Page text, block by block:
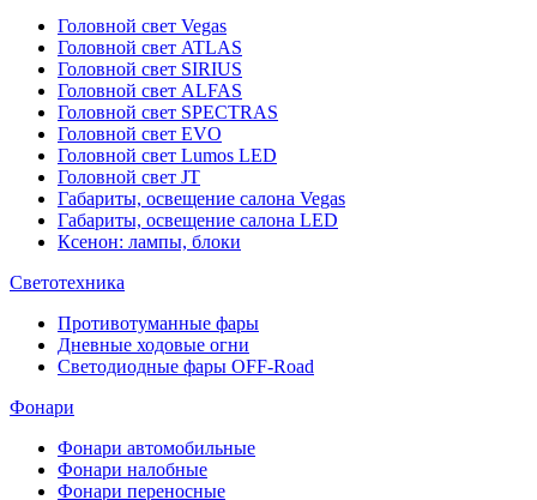
Головной свет Vegas
Головной свет ATLAS
Головной свет SIRIUS
Головной свет ALFAS
Головной свет SPECTRAS
Головной свет EVO
Головной свет Lumos LED
Головной свет JT
Габариты, освещение салона Vegas
Габариты, освещение салона LED
Ксенон: лампы, блоки
Светотехника
Противотуманные фары
Дневные ходовые огни
Светодиодные фары OFF-Road
Фонари
Фонари автомобильные
Фонари налобные
Фонари переносные